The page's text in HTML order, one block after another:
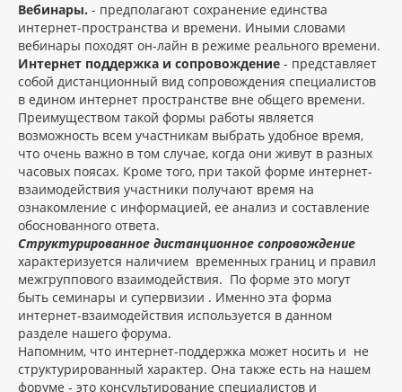
Вебинары. - предполагают сохранение единства
интернет-пространства и времени. Иными словами
вебинары походят он-лайн в режиме реального времени.
Интернет поддержка и сопровождение - представляет
собой дистанционный вид сопровождения специалистов
в едином интернет пространстве вне общего времени.
Преимуществом такой формы работы является
возможность всем участникам выбрать удобное время,
что очень важно в том случае, когда они живут в разных
часовых поясах. Кроме того, при такой форме интернет-
взаимодействия участники получают время на
ознакомление с информацией, ее анализ и составление
обоснованного ответа.
Структурированное дистанционное сопровождение
характеризуется наличием временных границ и правил
межгруппового взаимодействия. По форме это могут
быть семинары и супервизии . Именно эта форма
интернет-взаимодействия используется в данном
разделе нашего форума.
Напомним, что интернет-поддержка может носить и не
структурированный характер. Она также есть на нашем
форуме - это консультирование специалистов и